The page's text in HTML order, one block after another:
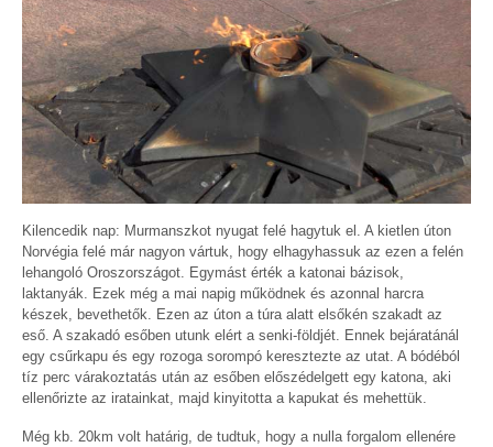
Kilencedik nap: Murmanszkot nyugat felé hagytuk el. A kietlen úton
Norvégia felé már nagyon vártuk, hogy elhagyhassuk az ezen a felén
lehangoló Oroszországot. Egymást érték a katonai bázisok,
laktanyák. Ezek még a mai napig működnek és azonnal harcra
készek, bevethetők. Ezen az úton a túra alatt elsőkén szakadt az
eső. A szakadó esőben utunk elért a senki-földjét. Ennek bejáratánál
egy csűrkapu és egy rozoga sorompó keresztezte az utat. A bódéból
tíz perc várakoztatás után az esőben előszédelgett egy katona, aki
ellenőrizte az iratainkat, majd kinyitotta a kapukat és mehettük.
Még kb. 20km volt határig, de tudtuk, hogy a nulla forgalom ellenére